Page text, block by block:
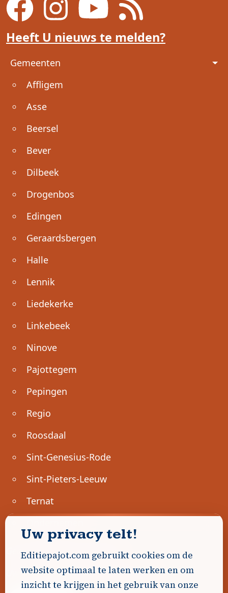
Heeft U nieuws te melden?
Voet
Gemeenten
Affligem
Asse
Beersel
Bever
Dilbeek
Drogenbos
Edingen
Geraardsbergen
Halle
Lennik
Liedekerke
Linkebeek
Ninove
Pajottegem
Pepingen
Regio
Roosdaal
Sint-Genesius-Rode
Sint-Pieters-Leeuw
Ternat
Geen advertenties gevonden.
Uw advertentie hier? Contacteer ons!
Uw privacy telt!
Editiepajot.com gebruikt cookies om de
website optimaal te laten werken en om
inzicht te krijgen in het gebruik van onze